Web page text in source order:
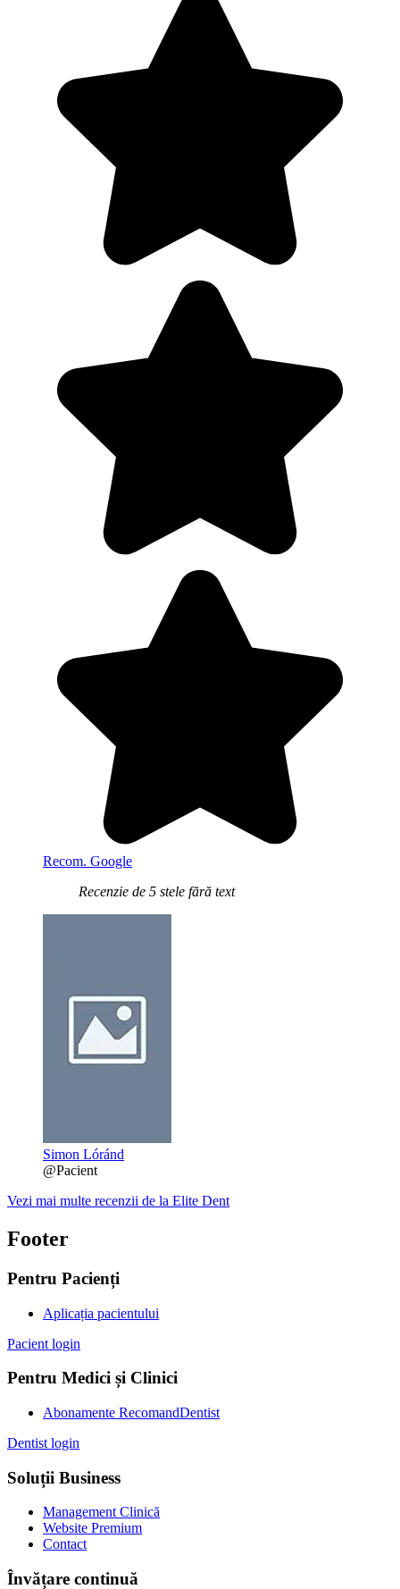
Recom. Google
Recenzie de 5 stele fără text
Simon Lóránd
@Pacient
Vezi mai multe recenzii de la Elite Dent
Footer
Pentru Pacienți
Aplicația pacientului
Pacient login
Pentru Medici și Clinici
Abonamente RecomandDentist
Dentist login
Soluții Business
Management Clinică
Website Premium
Contact
Învățare continuă